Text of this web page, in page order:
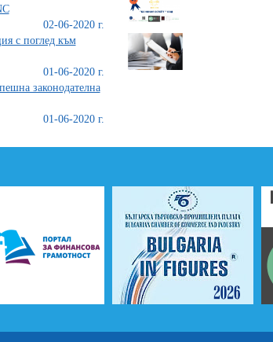
02-06-2020 г.
с поглед към
01-06-2020 г.
законодателна
01-06-2020 г.